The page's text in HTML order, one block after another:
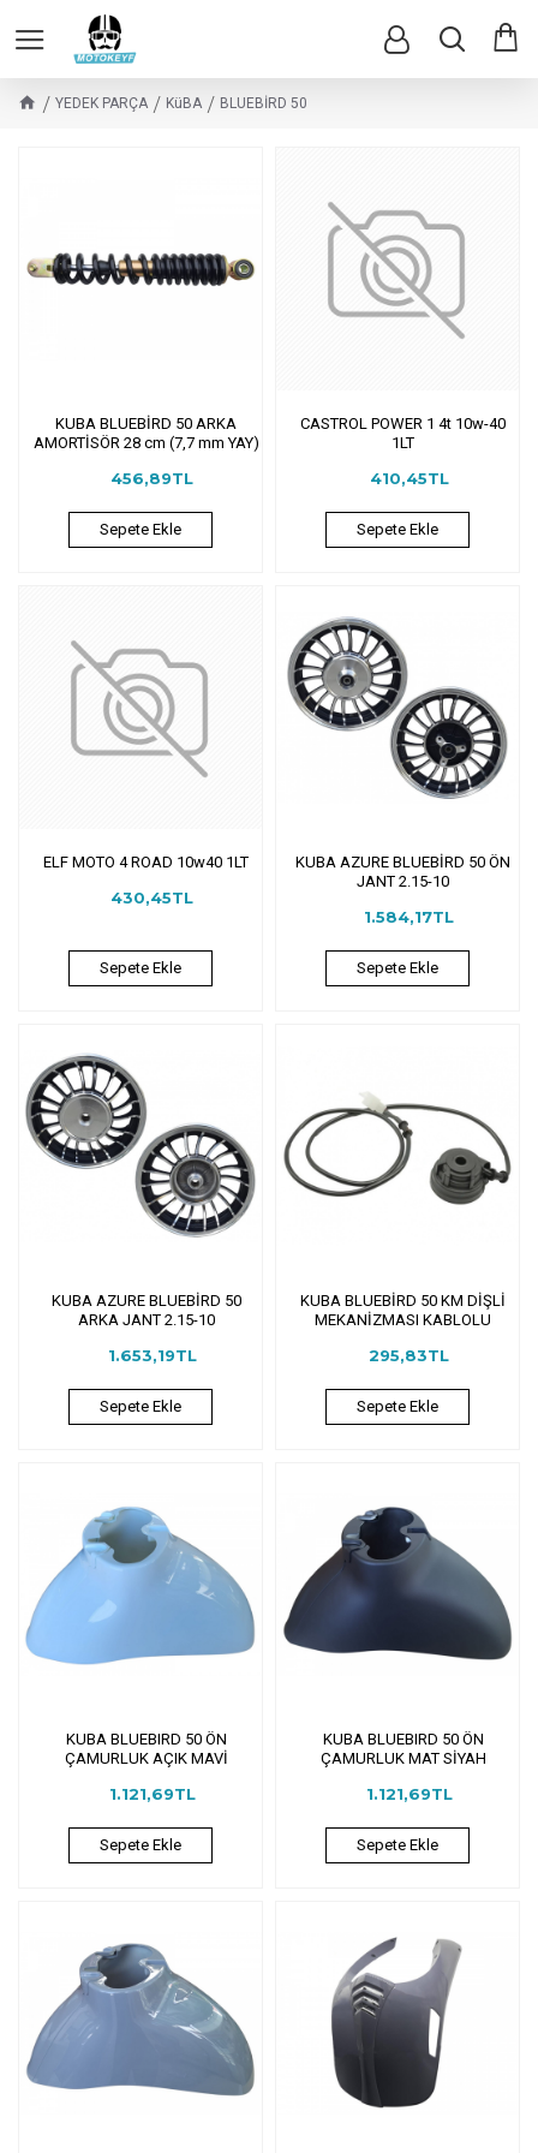
YEDEK PARÇA KüBA BLUEBİRD 50
KUBA BLUEBİRD 50 ARKA
AMORTİSÖR 28 cm (7,7 mm YAY)
456,89TL
Sepete Ekle
CASTROL POWER 1 4t 10w-40
1LT
410,45TL
Sepete Ekle
ELF MOTO 4 ROAD 10w40 1LT
430,45TL
Sepete Ekle
KUBA AZURE BLUEBİRD 50 ÖN
JANT 2.15-10
1.584,17TL
Sepete Ekle
KUBA AZURE BLUEBİRD 50
ARKA JANT 2.15-10
1.653,19TL
Sepete Ekle
KUBA BLUEBİRD 50 KM DİŞLİ
MEKANİZMASI KABLOLU
295,83TL
Sepete Ekle
KUBA BLUEBIRD 50 ÖN
ÇAMURLUK AÇIK MAVİ
1.121,69TL
Sepete Ekle
KUBA BLUEBIRD 50 ÖN
ÇAMURLUK MAT SİYAH
1.121,69TL
Sepete Ekle